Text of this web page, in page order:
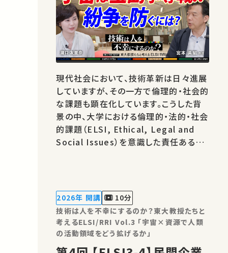
現代社会において、技術革新は日々進展
していますが、その一方で倫理的・社会的
な課題も顕在化しています。こうした背
景の中、大学における倫理的・法的・社会
的課題（ELSI, Ethical, Legal and
Social Issues）を意識した責任ある研
の目的は、工学が関わる様々な分野にお
ける技術とその社会的影響について、
我々…
2026年 開講
10分
技術は人を不幸にするのか？東大教授たちと
考えるELSI/RRI Vol.3 「宇宙×資源で人類
の活動領域をどう拡げるか」